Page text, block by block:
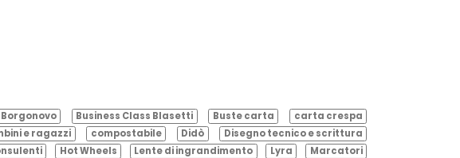
Borgonovo Business Class Blasetti Buste carta
carta crespa
e ragazzi compostabile Didò
Disegno tecnico e scrittura
Hot Wheels Lente di ingrandimento Lyra
Marcatori